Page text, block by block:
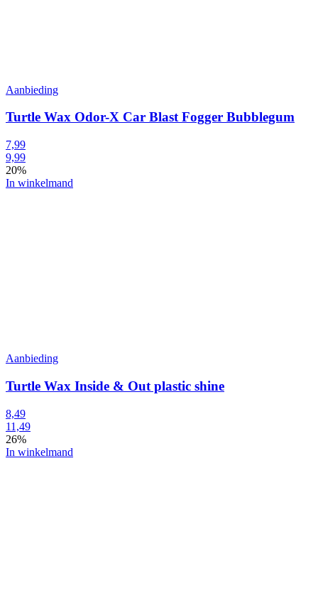
Aanbieding
Turtle Wax Odor-X Car Blast Fogger Bubblegum
7,99
9,99
20%
In winkelmand
Aanbieding
Turtle Wax Inside & Out plastic shine
8,49
11,49
26%
In winkelmand